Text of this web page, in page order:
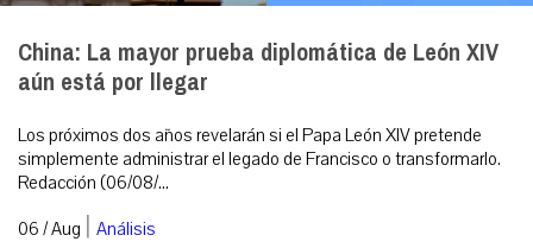
China: La mayor prueba diplomática de León XIV
aún está por llegar
Los próximos dos años revelarán si el Papa León XIV pretende
simplemente administrar el legado de Francisco o transformarlo.
Redacción (06/08/...
06 / Aug | Análisis